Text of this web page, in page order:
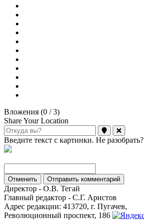
Вложения (0 / 3)
Share Your Location
Введите текст с картинки. Не разобрать?
Отменить Отправить комментарий
Директор - О.В. Тегай
Главный редактор - С.Г. Аристов
Адрес редакции: 413720, г. Пугачев,
Революционный проспект, 186